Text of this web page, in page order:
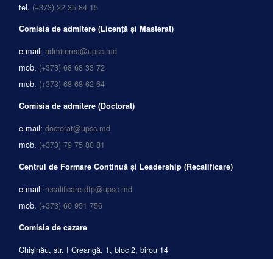
tel. (+373) 22 35 84 15
Comisia de admitere (Licență și Masterat)
e-mail: admiterea@upsc.md
mob. (+373) 68 68 33 72
mob. (+373) 68 68 62 64
Comisia de admitere (Doctorat)
e-mail: doctorat@upsc.md
mob. (+373) 79 75 80 81
Centrul de Formare Continuă și Leadership (Recalificare)
e-mail: recalificare.dfp@upsc.md
mob. (+373) 60 951 756
Comisia de cazare
Chișinău, str. I Creangă, 1, bloc 2, birou 14